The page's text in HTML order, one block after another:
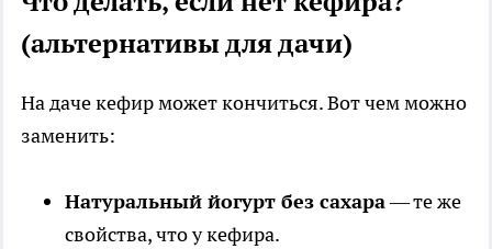
(альтернативы для дачи)
На даче кефир может кончиться. Вот чем можно
заменить:
Натуральный йогурт без сахара— те же
свойства, что у кефира.